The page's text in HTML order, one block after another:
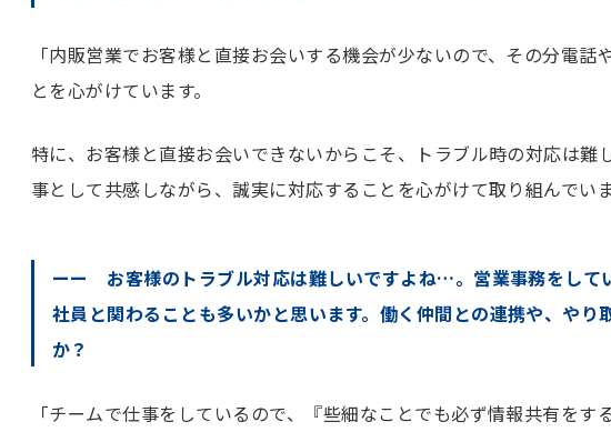
「内販営業でお客様と直接お会いする機会が少ないので、その分電
とを心がけています。
特に、お客様と直接お会いできないからこそ、トラブル時の対応は
事として共感しながら、誠実に対応することを心がけて取り組んでいま
ーー お客様のトラブル対応は難しいですよね…。営業事務をして
社員と関わることも多いかと思います。働く仲間との連携や、やり
か？
「チームで仕事をしているので、『些細なことでも必ず情報共有をす